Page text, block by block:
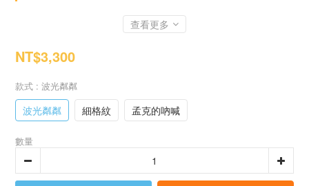
查看更多
NT$3,300
款式 : 波光粼粼
波光粼粼 細格紋 孟克的吶喊
數量